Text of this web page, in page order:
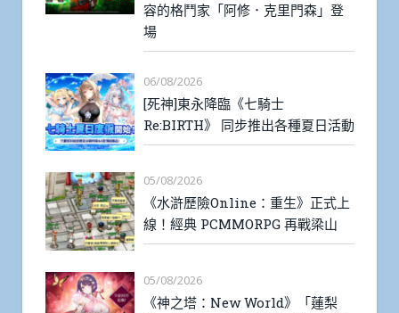
容的格鬥家「阿修．克里門森」登
場
06/08/2026
[死神]東永降臨《七騎士
Re:BIRTH》 同步推出各種夏日活動
05/08/2026
《水滸歷險Online：重生》正式上
線！經典 PCMMORPG 再戰梁山
05/08/2026
《神之塔：New World》「蓮梨